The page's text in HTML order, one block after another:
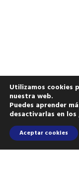
Utilizamos cookies
nuestra web.
Puedes aprender
desactivarlas en los
Aceptar cookies